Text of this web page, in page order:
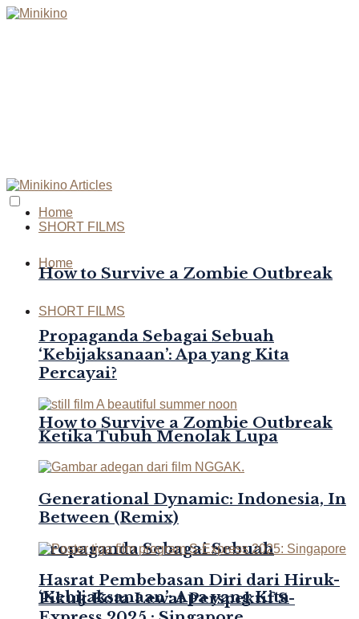
Home
SHORT FILMS
How to Survive a Zombie Outbreak
Propaganda Sebagai Sebuah
‘Kebijaksanaan’: Apa yang Kita
Home
SHORT FILMS
How to Survive a Zombie Outbreak
Propaganda Sebagai Sebuah
‘Kebijaksanaan’: Apa yang Kita
Percayai?
Ketika Tubuh Menolak Lupa
Generational Dynamic: Indonesia, In
Between (Remix)
Hasrat Pembebasan Diri dari Hiruk-
Pikuk Kota Lewat Perspektif S-